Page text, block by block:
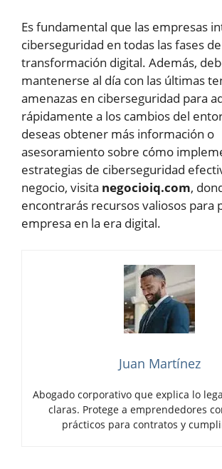
Es fundamental que las empresas
ciberseguridad en todas las fases
transformación digital. Además,
mantenerse al día con las últimas
amenazas en ciberseguridad para
rápidamente a los cambios del
deseas obtener más información o
asesoramiento sobre cómo
estrategias de ciberseguridad
negocio, visita negocioiq.com,
encontrarás recursos valiosos para
empresa en la era digital.
Juan Martínez
Abogado corporativo que explica lo
claras. Protege a emprendedores
prácticos para contratos y